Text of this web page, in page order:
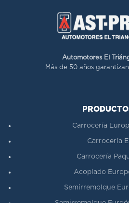
Automotores El
Más de 50 años
Carrocería
Carrocería
Carrocería
Acoplado
Semirremolque